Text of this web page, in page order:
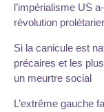
l’impérialisme US
révolution
Si la canicule est
précaires et les
un meurtre social
L’extrême gauche